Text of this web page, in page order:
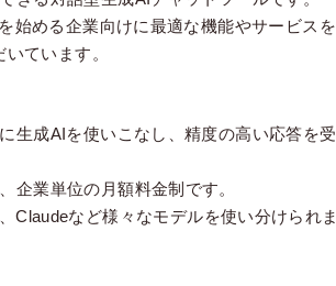
始める企業向けに最適な機能やサービスを
ています。
生成AIを使いこなし、精度の高い応答を受
企業単位の月額料金制です。
Claudeなど様々なモデルを使い分けられま